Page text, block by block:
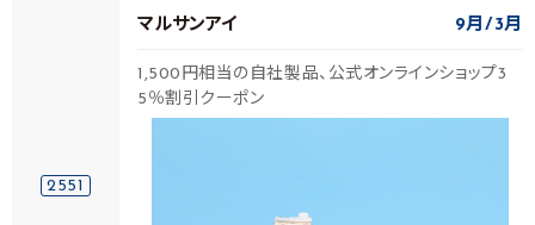
2551
マルサンアイ 9月 3月
1,500円相当の自社製品、公式オンラインショップ3
5％割引クーポン